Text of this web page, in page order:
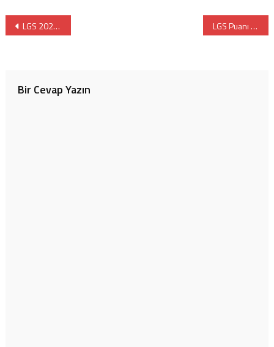
Yazı
LGS 2021 Yeşim Kirman’la Liseleri Tanıyoruz 2 Semineri LGS Puanı Nasıl Hesaplanıyor? Hangi Testler Daha Çok Puan Getiriyor?
Bir Cevap Yazın